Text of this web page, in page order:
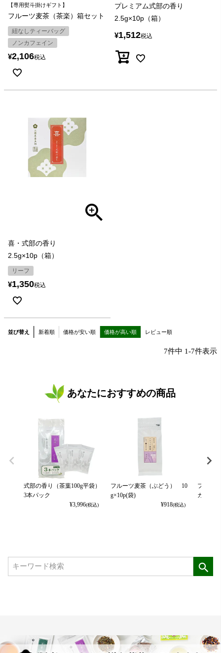
【専用熨斗掛けギフト】
フルーツ麦茶（茶楽）箱セット
紐なしティーバッグ
ノンカフェイン
¥2,106税込
プレミアム式部の香り
2.5g×10p（箱）
¥1,512税込
喜・式部の香り
2.5g×10p（箱）
リーフ
¥1,350税込
並び替え 新着順 価格が安い順 価格が高い順 レビュー順
7件中 1-7件表示
あなたにおすすめの商品
式部の香り（茶葉100g平袋）
3本パック
¥3,996(税込)
フルーツ麦茶（ぶどう） 10
g×10p(袋)
¥918(税込)
フルー
カット